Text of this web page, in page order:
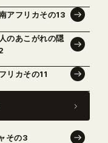
アフリカその13
のあこがれの隠
リカその11
その3